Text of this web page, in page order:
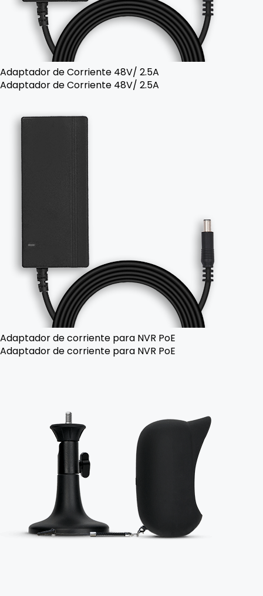
Adaptador de Corriente 48V/ 2.5A
Adaptador de Corriente 48V/ 2.5A
Adaptador de corriente para NVR PoE
Adaptador de corriente para NVR PoE